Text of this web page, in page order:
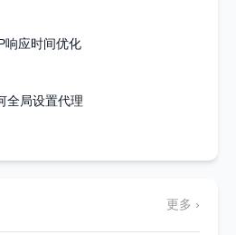
响应时间优化
全局设置代理
更多 ›